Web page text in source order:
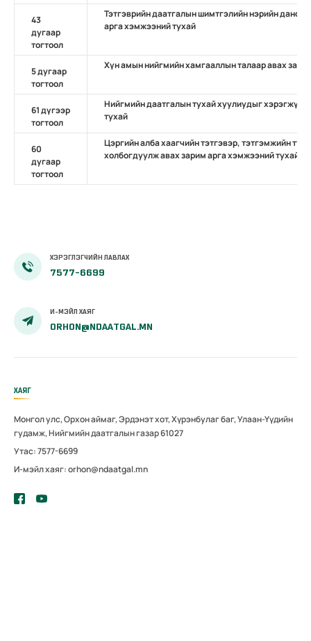
43
дугаар
тогтоол
Тэтгэврийн даатгалын шимтгэлийн нэрийн данс
арга хэмжээний тухай
5 дугаар
тогтоол
Хүн амын нийгмийн хамгааллын талаар авах
61 дүгээр
тогтоол
Нийгмийн даатгалын тухай хуулиудыг
тухай
60
дугаар
тогтоол
Цэргийн алба хаагчийн тэтгэвэр, тэтгэмжийн
холбогдуулж авах зарим арга хэмжээний тухай
ХЭРЭГЛЭГЧИЙН ЛАВЛАХ
7577-6699
И-МЭЙЛ ХАЯГ
ORHON@NDAATGAL.MN
ХАЯГ
Монгол улс, Орхон аймаг, Эрдэнэт хот, Хүрэнбулаг баг, Улаан-Үүдийн
гудамж, Нийгмийн даатгалын газар 61027
Утас: 7577-6699
И-мэйл хаяг: orhon@ndaatgal.mn